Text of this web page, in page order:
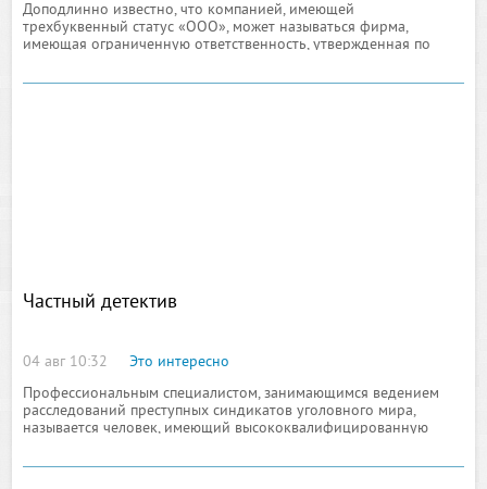
Доподлинно известно, что компанией, имеющей
трехбуквенный статус «ООО», может называться фирма,
имеющая ограниченную ответственность, утвержденная по
юридическое положение. Основой данного предприятия
Частный детектив
04 авг 10:32
Это интересно
Профессиональным специалистом, занимающимся ведением
расследований преступных синдикатов уголовного мира,
называется человек, имеющий высококвалифицированную